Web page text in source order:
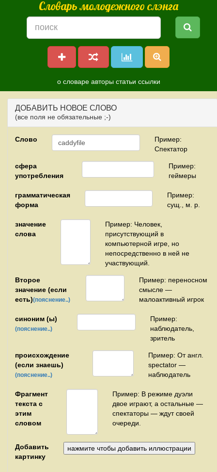
Словарь молодежного слэнга
о словаре авторы статьи ссылки
ДОБАВИТЬ НОВОЕ СЛОВО
(все поля не обязательные ;-)
Слово
Пример:
Спектатор
сфера
употребления
Пример:
геймеры
грамматическая
форма
Пример:
сущ., м. р.
значение
слова
Пример: Человек,
присутствующий в
компьютерной игре, но
непосредственно в ней не
участвующий.
Второе
значение (если
есть)(пояснение..)
Пример: переносном
смысле —
малоактивный игрок
синоним (ы)
(пояснение..)
Пример:
наблюдатель,
зритель
происхождение
(если знаешь)
(пояснение..)
Пример: От англ.
spectator —
наблюдатель
Фрагмент
текста с
этим
словом
Пример: В режиме дуэли
двое играют, а остальные —
спектаторы — ждут своей
очереди.
Добавить
картинку